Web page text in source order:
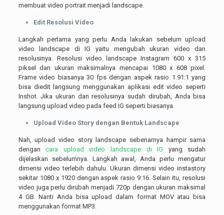
membuat video portrait menjadi landscape.
Edit Resolusi Video
Langkah pertama yang perlu Anda lakukan sebelum upload
video landscape di IG yaitu mengubah ukuran video dan
resolusinya. Resolusi video landscape Instagram 600 x 315
piksel dan ukuran maksimalnya mencapai 1080 x 608 pixel.
Frame video biasanya 30 fps dengan aspek rasio 1.91:1 yang
bisa diedit langsung menggunakan aplikasi edit video seperti
Inshot. Jika ukuran dan resolusinya sudah dirubah, Anda bisa
langsung upload video pada feed IG seperti biasanya.
Upload Video Story dengan Bentuk Landscape
Nah, upload video story landscape sebenarnya hampir sama
dengancara upload video landscape di IG yang sudah
dijelaskan sebelumnya. Langkah awal, Anda perlu mengatur
dimensi video terlebih dahulu. Ukuran dimensi video instastory
sekitar 1080 x 1920 dengan aspek rasio 9:16. Selain itu, resolusi
video juga perlu dirubah menjadi 720p dengan ukuran maksimal
4 GB. Nanti Anda bisa upload dalam format MOV atau bisa
menggunakan format MP3.